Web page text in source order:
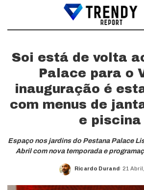
Soi está de volta
Palace para o
inauguração é
com menus de
e piscina
Espaço nos jardins do Pestana Palace
Abril com nova temporada e
Posted
Ricardo Durand 21